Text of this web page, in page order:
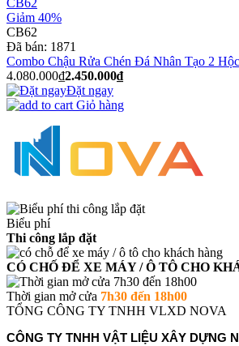
Giảm 40%
CB62
Đã bán: 1871
Combo Chậu Rửa Chén Đá Nhân Tạo 2
4.080.000₫2.450.000₫
Đặt ngay
Giỏ hàng
Biểu phí
Thi công lắp đặt
CÓ CHỐ ĐỂ XE MÁY / Ô TÔ CHO
Thời gian mở cửa 7h30 đến 18h00
TỔNG CÔNG TY TNHH VLXD NOVA
CÔNG TY TNHH VẬT LIỆU XÂY DỰNG